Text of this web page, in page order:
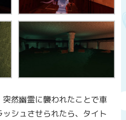
然幽霊に襲われたことで車
シュさせられたら、タイト